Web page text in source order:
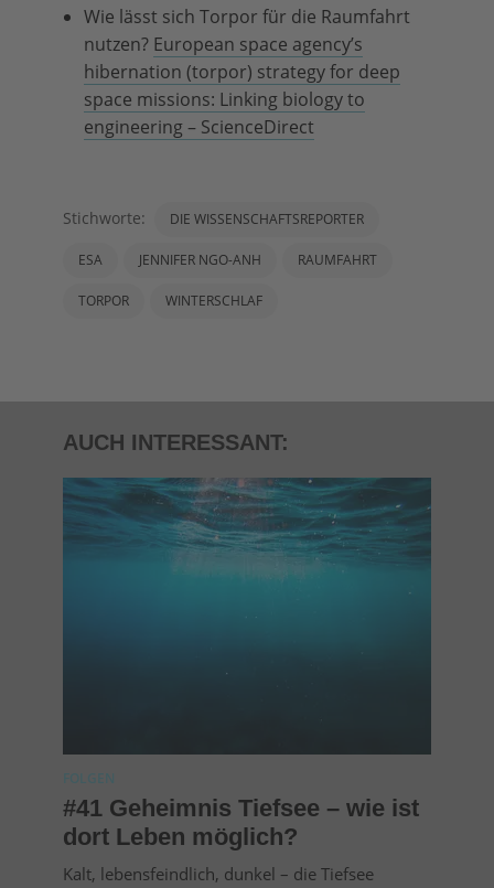
Wie lässt sich Torpor für die Raumfahrt
nutzen? European space agency’s
hibernation (torpor) strategy for deep
space missions: Linking biology to
engineering – ScienceDirect
Stichworte: DIE WISSENSCHAFTSREPORTER
ESA JENNIFER NGO-ANH RAUMFAHRT
TORPOR WINTERSCHLAF
AUCH INTERESSANT:
FOLGEN
#41 Geheimnis Tiefsee – wie ist
dort Leben möglich?
Kalt, lebensfeindlich, dunkel – die Tiefsee